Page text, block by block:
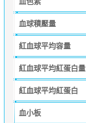
血球積壓量
紅血球平均容量
紅血球平均紅蛋白量
紅血球平均紅蛋白
血小板